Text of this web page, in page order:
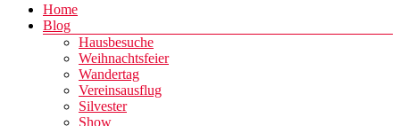
Menü
Home
Blog
Hausbesuche
Weihnachtsfeier
Wandertag
Vereinsausflug
Silvester
Show